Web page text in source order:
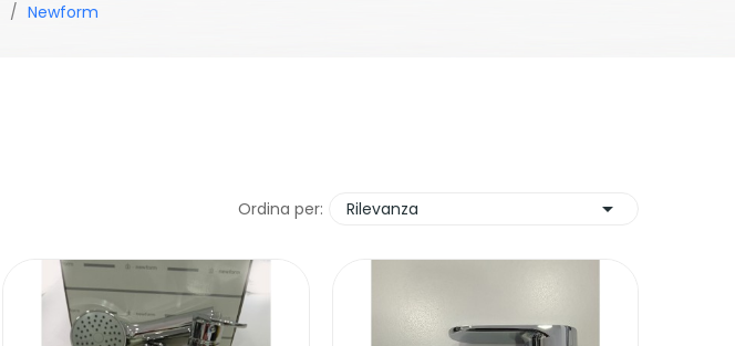
Newform
Ordina per: Rilevanza 